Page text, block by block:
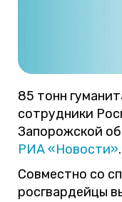
85 тонн
сотрудники
Запорожской
РИА «Новости».
Совместно со
росгвардейцы